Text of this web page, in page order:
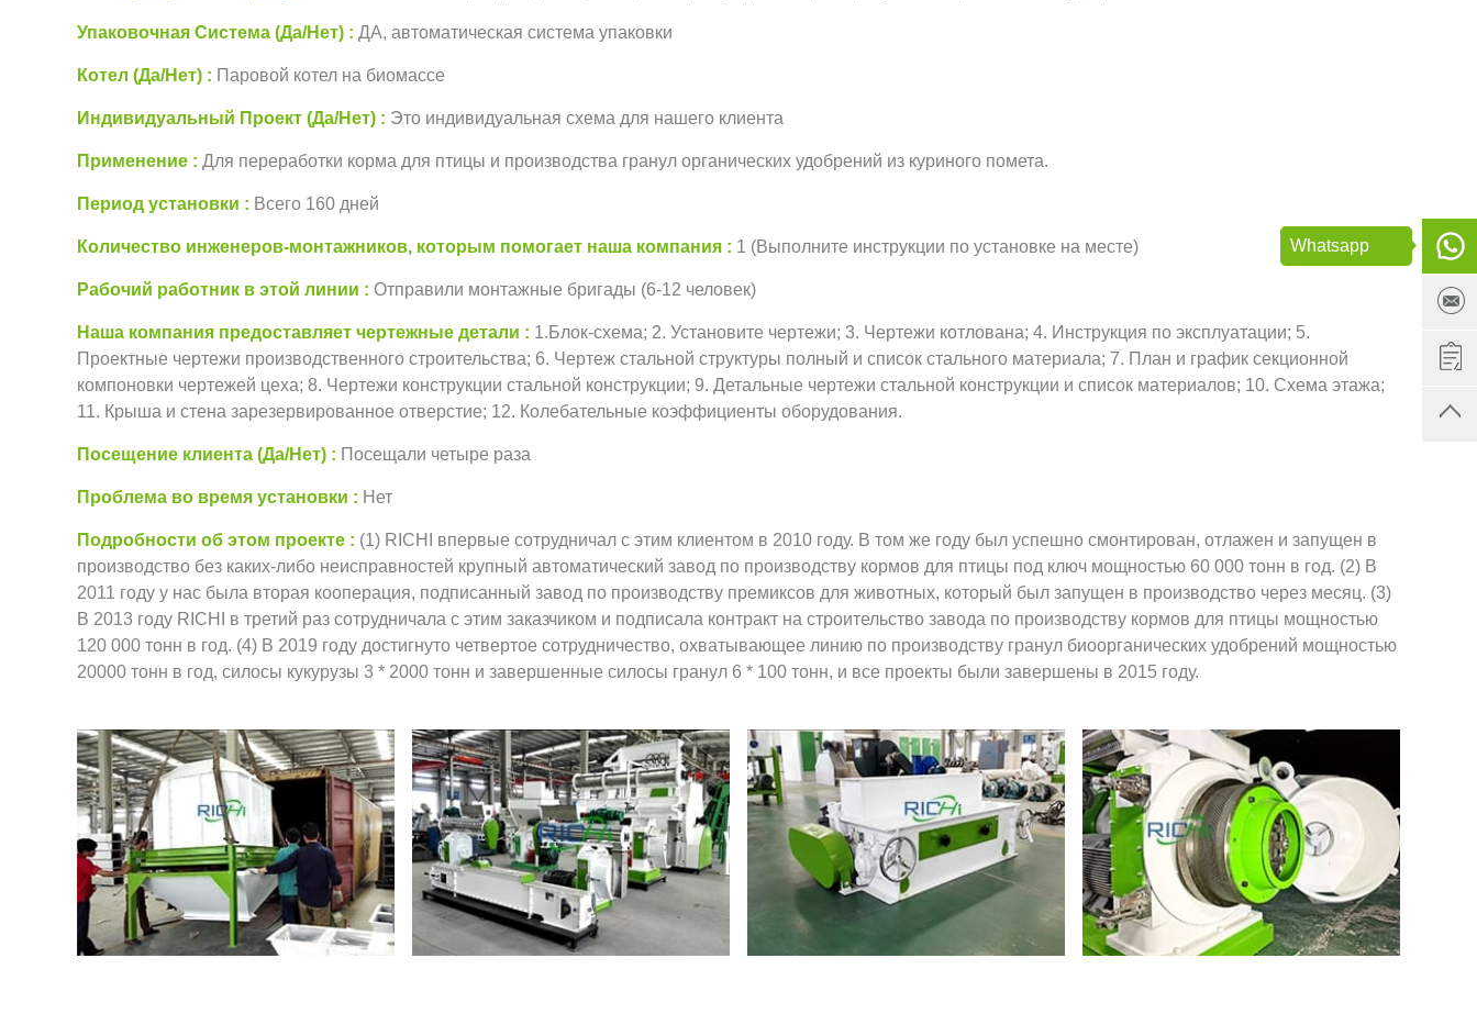
Whatsapp
Упаковочная Система (Да/Нет) ДА, автоматическая система упаковки
Котел (Да/Нет) Паровой котел на биомассе
Индивидуальный Проект (Да/Нет) Это индивидуальная схема для нашего клиента
Применение Для переработки корма для птицы и производства гранул органических удобрений из куриного помета.
Период установки Всего 160 дней
Количество инженеров-монтажников, которым помогает наша компания 1 (Выполните инструкции по установке на месте)
Рабочий работник в этой линии Отправили монтажные бригады (6-12 человек)
Наша компания предоставляет чертежные детали
1.Блок-схема; 2. Установите чертежи; 3. Чертежи котлована; 4. Инструкция по эксплуатации; 5.
Проектные чертежи производственного строительства; 6. Чертеж стальной структуры полный и список стального материала; 7. План и график секционной
компоновки чертежей цеха; 8. Чертежи конструкции стальной конструкции; 9. Детальные чертежи стальной конструкции и список материалов; 10. Схема этажа;
11. Крыша и стена зарезервированное отверстие; 12. Колебательные коэффициенты оборудования.
Посещение клиента (Да/Нет) Посещали четыре раза
Проблема во время установки Нет
Подробности об этом проекте
(1) RICHI впервые сотрудничал с этим клиентом в 2010 году. В том же году был успешно смонтирован, отлажен и запущен в
производство без каких-либо неисправностей крупный автоматический завод по производству кормов для птицы под ключ мощностью 60 000 тонн в год. (2) В
2011 году у нас была вторая кооперация, подписанный завод по производству премиксов для животных, который был запущен в производство через месяц. (3)
В 2013 году RICHI в третий раз сотрудничала с этим заказчиком и подписала контракт на строительство завода по производству кормов для птицы мощностью
120 000 тонн в год. (4) В 2019 году достигнуто четвертое сотрудничество, охватывающее линию по производству гранул биоорганических удобрений мощностью
20000 тонн в год, силосы кукурузы 3 * 2000 тонн и завершенные силосы гранул 6 * 100 тонн, и все проекты были завершены в 2015 году.